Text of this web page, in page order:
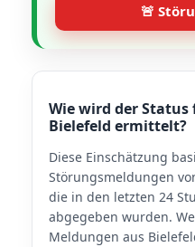
🚨
Wie wird der
Bielefeld ermittelt?
Diese Einschätzung
Störungsmeldungen
die in den letzten 24
abgegeben wurden.
Meldungen aus